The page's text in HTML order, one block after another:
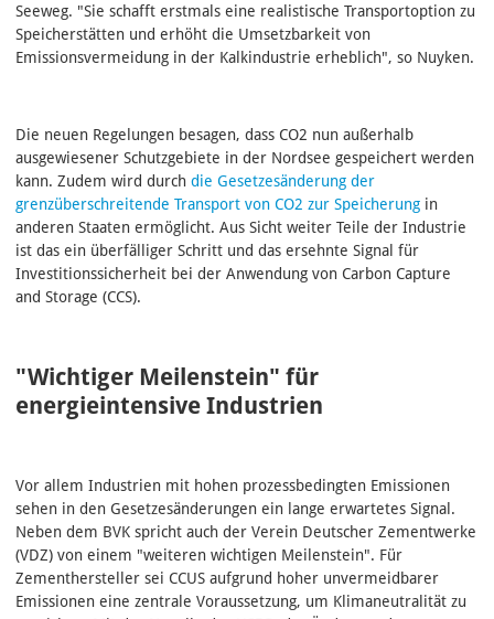
Seeweg. "Sie schafft erstmals eine realistische Transportoption zu
Speicherstätten und erhöht die Umsetzbarkeit von
Emissionsvermeidung in der Kalkindustrie erheblich", so Nuyken.
Die neuen Regelungen besagen, dass CO2 nun außerhalb
ausgewiesener Schutzgebiete in der Nordsee gespeichert werden
kann. Zudem wird durch die Gesetzesänderung der
grenzüberschreitende Transport von CO2 zur Speicherung in
anderen Staaten ermöglicht. Aus Sicht weiter Teile der Industrie
ist das ein überfälliger Schritt und das ersehnte Signal für
Investitionssicherheit bei der Anwendung von Carbon Capture
and Storage (CCS).
"Wichtiger Meilenstein" für
energieintensive Industrien
Vor allem Industrien mit hohen prozessbedingten Emissionen
sehen in den Gesetzesänderungen ein lange erwartetes Signal.
Neben dem BVK spricht auch der Verein Deutscher Zementwerke
(VDZ) von einem "weiteren wichtigen Meilenstein". Für
Zementhersteller sei CCUS aufgrund hoher unvermeidbarer
Emissionen eine zentrale Voraussetzung, um Klimaneutralität zu